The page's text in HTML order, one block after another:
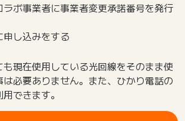
ボ事業者に事業者変更承諾番号を発行
し込みをする
現在使用している光回線をそのまま使
必要ありません。また、ひかり電話の
できます。